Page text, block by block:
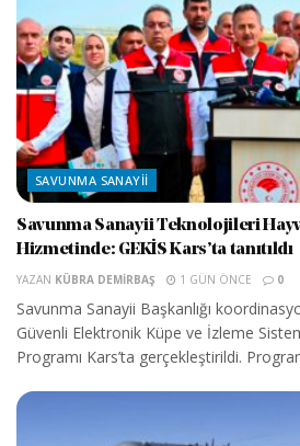
SAVUNMA SANAYII
Savunma Sanayii Teknolojileri
Hizmetinde: GEKİS Kars’ta tanıtıldı
YAZAN KÜBRA DEMIRBAŞ 1 GÜN ÖNCE 0
Savunma Sanayii Başkanlığı
Güvenli Elektronik Küpe ve İzleme
Programı Kars’ta gerçekleştirildi.